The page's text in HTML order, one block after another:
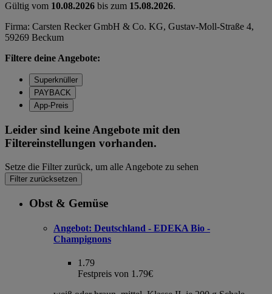
Gültig vom 10.08.2026 bis zum 15.08.2026.
Firma: Carsten Recker GmbH & Co. KG, Gustav-Moll-Straße 4,
59269 Beckum
Filtere deine Angebote:
Superknüller
PAYBACK
App-Preis
Leider sind keine Angebote mit den
Filtereinstellungen vorhanden.
Setze die Filter zurück, um alle Angebote zu sehen
Filter zurücksetzen
Obst & Gemüse
Angebot: Deutschland - EDEKA Bio -
Champignons
1.79
Festpreis von 1.79€